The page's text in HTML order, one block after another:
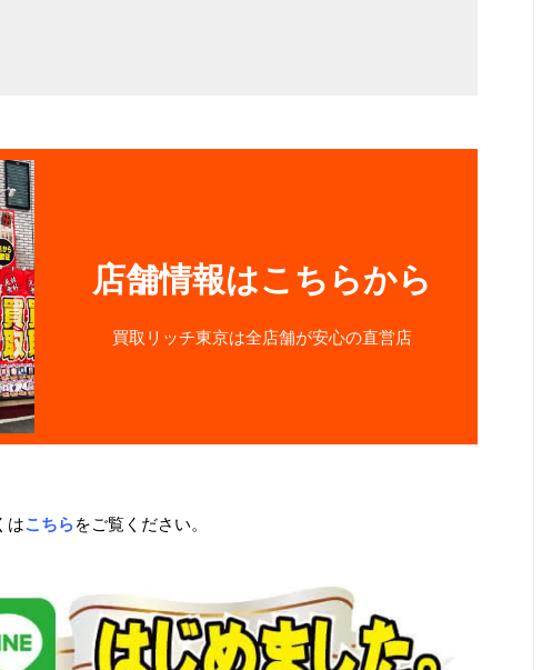
店舗情報はこちらから
買取リッチ東京は全店舗が安心の直営店
はこちらをご覧ください。